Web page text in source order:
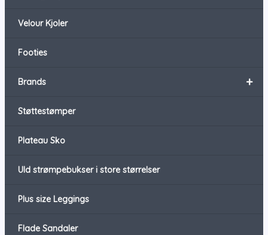
Velour Kjoler
Footies
+
Brands
Støttestømper
Plateau Sko
Uld strømpebukser i store størrelser
Plus size Leggings
Flade Sandaler